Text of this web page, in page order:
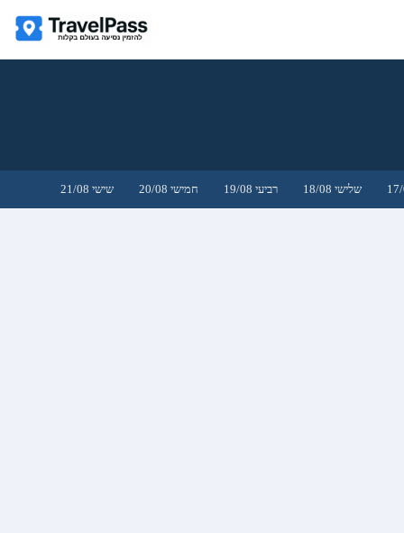
שלישי 18/08 רביעי 19/08 חמישי 20/08 שישי 21/08